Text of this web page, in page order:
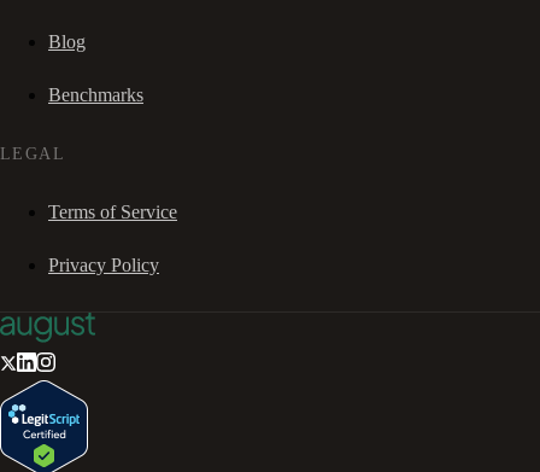
Blog
Benchmarks
LEGAL
Terms of Service
Privacy Policy